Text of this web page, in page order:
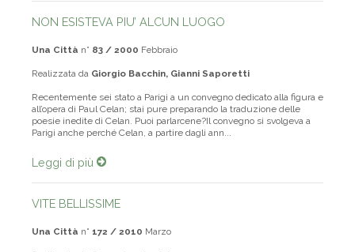
NON ESISTEVA PIU’ ALCUN LUOGO
Una Città n° 83 / 2000 Febbraio
Realizzata da Giorgio Bacchin, Gianni Saporetti
Recentemente sei stato a Parigi a un convegno dedicato alla figura e
all’opera di Paul Celan; stai pure preparando la traduzione delle
poesie inedite di Celan. Puoi parlarcene?Il convegno si svolgeva a
Parigi anche perché Celan, a partire dagli ann...
Leggi di più
VITE BELLISSIME
Una Città n° 172 / 2010 Marzo